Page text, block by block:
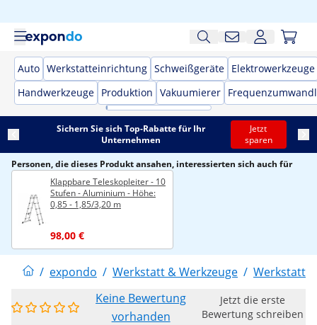
Auto Werkstatteinrichtung Schweißgeräte Elektrowerkzeuge
Handwerkzeuge Produktion Vakuumierer
Sichern Sie sich Top-Rabatte für Ihr
Unternehmen
Jetzt
sparen
Personen, die dieses Produkt ansahen, interessierten sich auch für
Klappbare Teleskopleiter - 10
Stufen - Aluminium - Höhe:
0,85 - 1,85/3,20 m
98,00 €
/ expondo / Werkstatt & Werkzeuge /
Keine Bewertung
vorhanden
Jetzt die erste
Bewertung schreiben